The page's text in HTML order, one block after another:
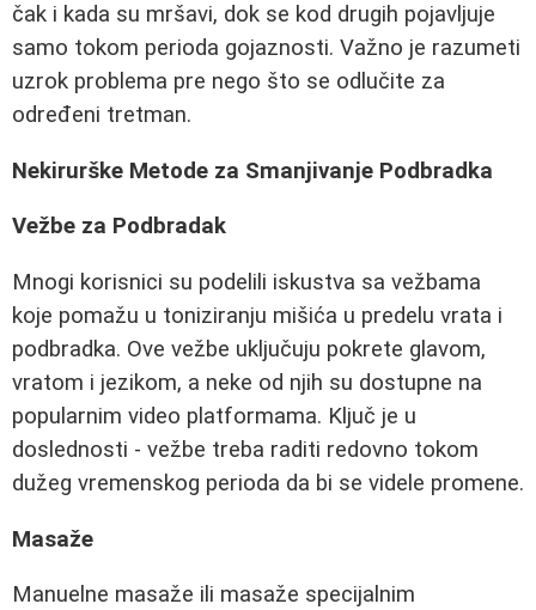
čak i kada su mršavi, dok se kod drugih pojavljuje
samo tokom perioda gojaznosti. Važno je razumeti
uzrok problema pre nego što se odlučite za
određeni tretman.
Nekirurške Metode za Smanjivanje Podbradka
Vežbe za Podbradak
Mnogi korisnici su podelili iskustva sa vežbama
koje pomažu u toniziranju mišića u predelu vrata i
podbradka. Ove vežbe uključuju pokrete glavom,
vratom i jezikom, a neke od njih su dostupne na
popularnim video platformama. Ključ je u
doslednosti - vežbe treba raditi redovno tokom
dužeg vremenskog perioda da bi se videle promene.
Masaže
Manuelne masaže ili masaže specijalnim